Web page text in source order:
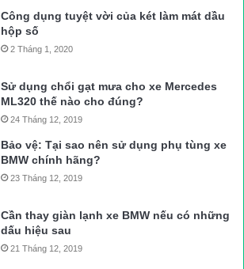
Công dụng tuyệt vời của két làm mát dầu
hộp số
2 Tháng 1, 2020
Sử dụng chổi gạt mưa cho xe Mercedes
ML320 thế nào cho đúng?
24 Tháng 12, 2019
Bảo vệ: Tại sao nên sử dụng phụ tùng xe
BMW chính hãng?
23 Tháng 12, 2019
Cần thay giàn lạnh xe BMW nếu có những
dấu hiệu sau
21 Tháng 12, 2019